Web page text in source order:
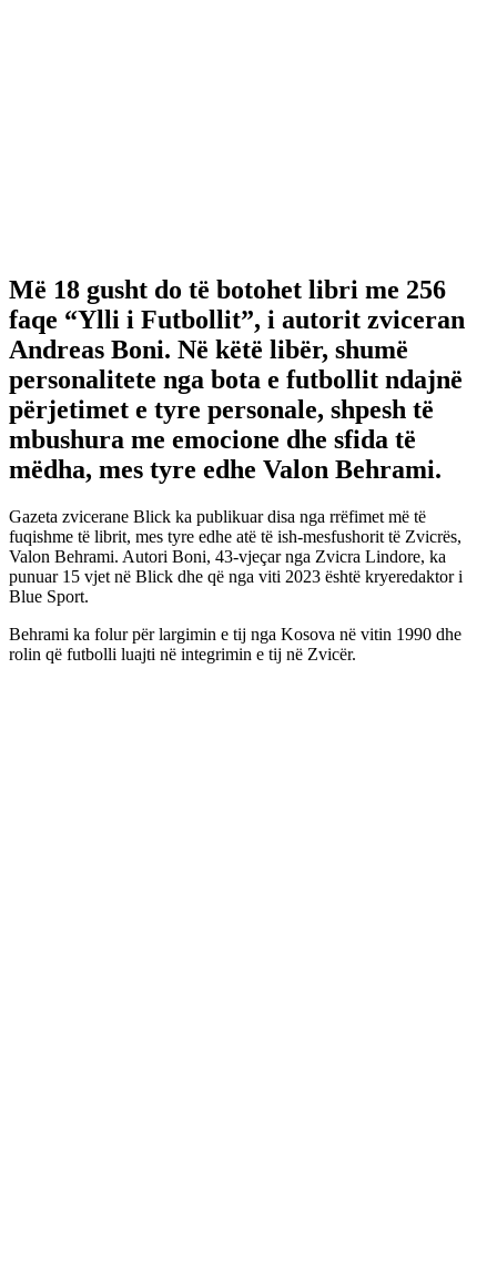
Më 18 gusht do të botohet libri me 256
faqe “Ylli i Futbollit”, i autorit zviceran
Andreas Boni. Në këtë libër, shumë
personalitete nga bota e futbollit ndajnë
përjetimet e tyre personale, shpesh të
mbushura me emocione dhe sfida të
mëdha, mes tyre edhe Valon Behrami.
Gazeta zvicerane Blick ka publikuar disa nga rrëfimet më të
fuqishme të librit, mes tyre edhe atë të ish-mesfushorit të Zvicrës,
Valon Behrami. Autori Boni, 43-vjeçar nga Zvicra Lindore, ka
punuar 15 vjet në Blick dhe që nga viti 2023 është kryeredaktor i
Blue Sport.
Behrami ka folur për largimin e tij nga Kosova në vitin 1990 dhe
rolin që futbolli luajti në integrimin e tij në Zvicër.